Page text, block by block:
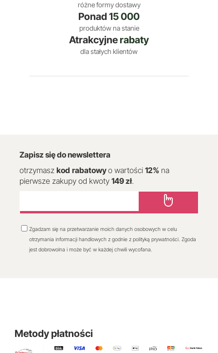
różne formy dostawy
Ponad 15 000
produktów na stanie
Atrakcyjnerabaty
dla stałych klientów
Zapisz się do newslettera
otrzymasz kod rabatowyo wartości 12% na
pierwsze zakupy od kwoty 149 zł.
Zgadzam się na przetwarzanie moich danych osobowych w celu
otrzymania informacji handlowych z godnie z polityką prywatności. Zgoda
jest dobrowolna i może być w każdej chwili wycofana.
Metody płatności